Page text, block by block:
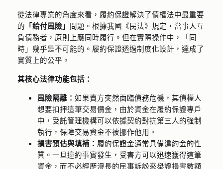
從法律專業的角度來看，履約保證解決了債權法中最重要
的 「給付風險」 問題。根據我國《民法》規定，當事人互
負債務者，原則上應同時履行。但在實際操作中，「同
時」幾乎是不可能的。履約保證透過制度化設計，達成了
實質上的公平。
其核心法律功能包括：
風險隔離： 如果賣方突然面臨債務危機，其債權人
想要扣押這筆交易價金，由於資金在履約保證專戶
中，受託管理機構可以依據契約對抗第三人的強制
執行，保障交易資金不被挪作他用。
損害預估與填補： 履約保證金通常具備違約金的性
質。一旦違約事實發生，受害方可以迅速獲得這筆
資金，而不必經歷漫長的民事訴訟來舉證損害數額